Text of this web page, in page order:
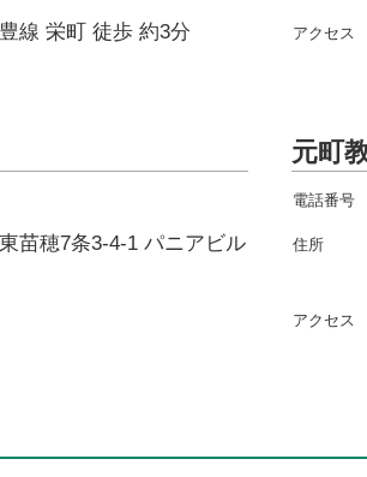
線 栄町 徒歩 約3分
苗穂7条3-4-1 パニアビル
元町